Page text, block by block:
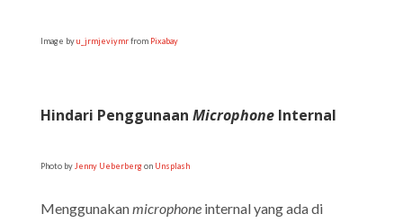
Image byu_jrmjeviymrfrom Pixabay
Hindari Penggunaan MicrophoneInternal
Photo byJenny Ueberbergon Unsplash
Menggunakanmicrophoneinternal yang ada di